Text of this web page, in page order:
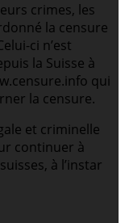
crimes, les
la censure
ci n’est
la Suisse à
qui
la censure.
et criminelle
continuer à
à l’instar